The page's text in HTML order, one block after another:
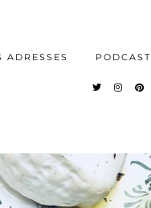
ADRESSES PODCAST